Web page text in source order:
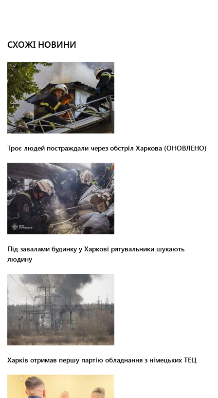
СХОЖІ НОВИНИ
Троє людей постраждали через обстріл Харкова (ОНОВЛЕНО)
Під завалами будинку у Харкові рятувальники шукають
людину
Харків отримав першу партію обладнання з німецьких ТЕЦ